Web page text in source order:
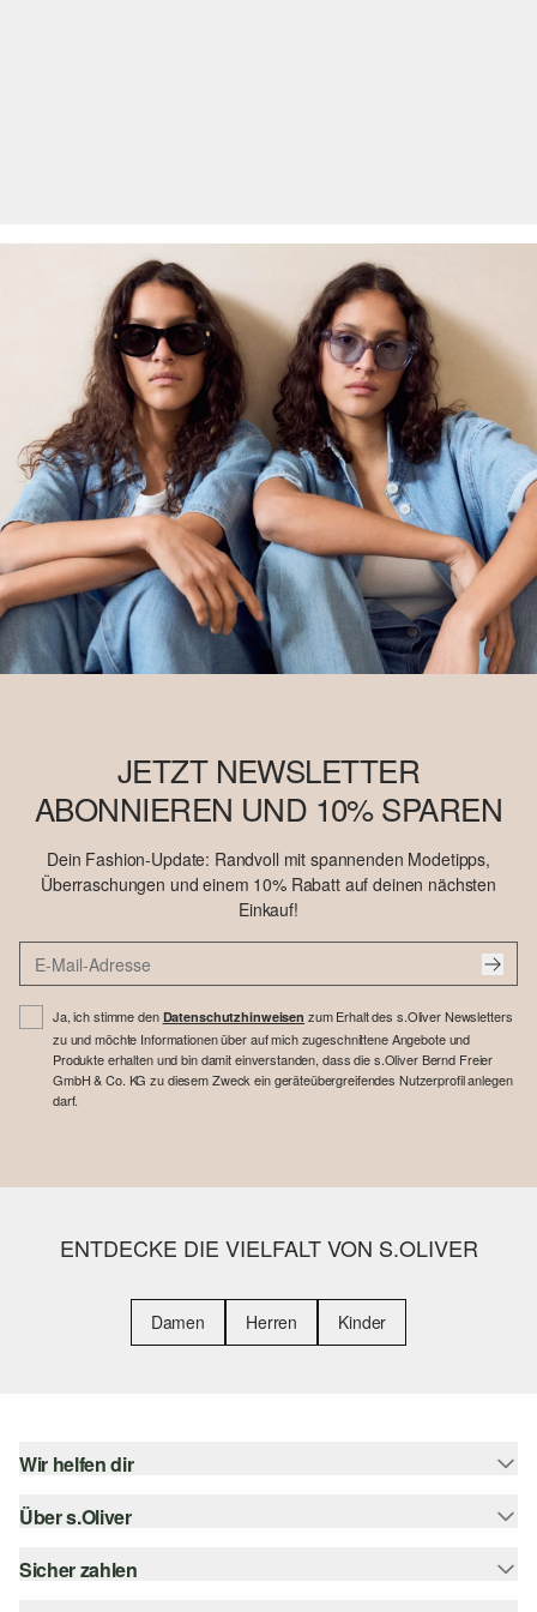
JETZT NEWSLETTER
ABONNIEREN UND 10% SPAREN
Dein Fashion-Update: Randvoll mit spannenden Modetipps,
Überraschungen und einem 10% Rabatt auf deinen nächsten
Einkauf!
Ja, ich stimme den Datenschutzhinweisen zum Erhalt des s.Oliver Newsletters
zu und möchte Informationen über auf mich zugeschnittene Angebote und
Produkte erhalten und bin damit einverstanden, dass die s.Oliver Bernd Freier
GmbH & Co. KG zu diesem Zweck ein geräteübergreifendes Nutzerprofil anlegen
darf.
ENTDECKE DIE VIELFALT VON S.OLIVER
Damen Herren Kinder
Wir helfen dir
Hilfe & FAQ
Größenberatung
Über s.Oliver
Newsletter
Sicher zahlen